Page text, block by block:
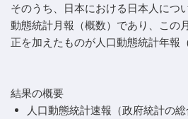
そのうち、日本における日本人につ
動態統計月報（概数）であり、この
正を加えたものが人口動態統計年報
結果の概要
人口動態統計速報 （政府統計の